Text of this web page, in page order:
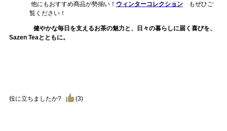
他にもおすすめ商品が勢揃い！ ウィンターコレクションもぜひご
覧ください！
健やかな毎日を支えるお茶の魅力と、日々の暮らしに届く喜びを、
Sazen Teaとともに。
役に立ちましたか? (3)